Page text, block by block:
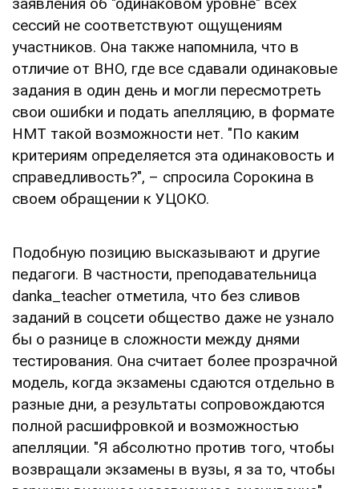
сессий не соответствуют ощущениям
участников. Она также напомнила, что в
отличие от ВНО, где все сдавали одинаковые
задания в один день и могли пересмотреть
свои ошибки и подать апелляцию, в формате
НМТ такой возможности нет. "По каким
критериям определяется эта одинаковость и
справедливость?", – спросила Сорокина в
своем обращении к УЦОКО.
Подобную позицию высказывают и другие
педагоги. В частности, преподавательница
danka_teacher отметила, что без сливов
заданий в соцсети общество даже не узнало
бы о разнице в сложности между днями
тестирования. Она считает более прозрачной
модель, когда экзамены сдаются отдельно в
разные дни, а результаты сопровождаются
полной расшифровкой и возможностью
апелляции. "Я абсолютно против того, чтобы
возвращали экзамены в вузы, я за то, чтобы